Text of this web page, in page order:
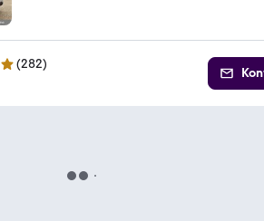
(282)